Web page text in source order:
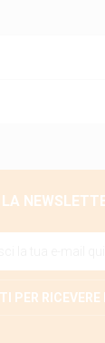
LA
PER RICEVERE